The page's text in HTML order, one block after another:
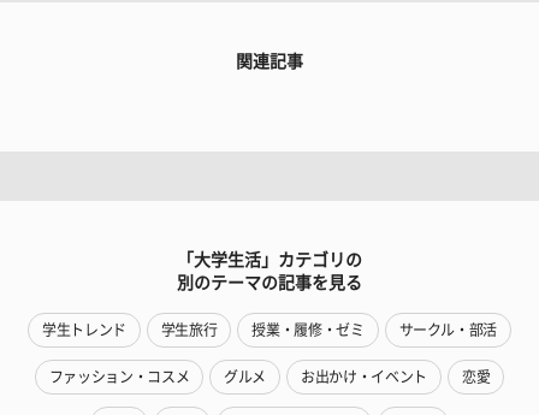
関連記事
「大学生活」カテゴリの
別のテーマの記事を見る
学生トレンド 学生旅行 授業・履修・ゼミ サークル・部活
ファッション・コスメ グルメ お出かけ・イベント 恋愛